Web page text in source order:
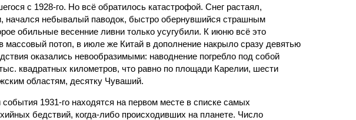
с 1928-го. Но всё обратилось катастрофой. Снег растаял,
начался небывалый паводок, быстро обернувшийся страшным
обильные весенние ливни только усугубили. К июню всё это
массовый потоп, в июле же Китай в дополнение накрыло сразу девятью
оказались невообразимыми: наводнение погребло под собой
квадратных километров, что равно по площади Карелии, шести
областям, десятку Чуваший.
1931-го находятся на первом месте в списке самых
бедствий, когда-либо происходивших на планете. Число